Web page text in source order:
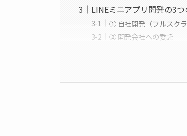
LINEミニアプリ開発の3
① 自社開発（フルスクラ
② 開発会社への委託